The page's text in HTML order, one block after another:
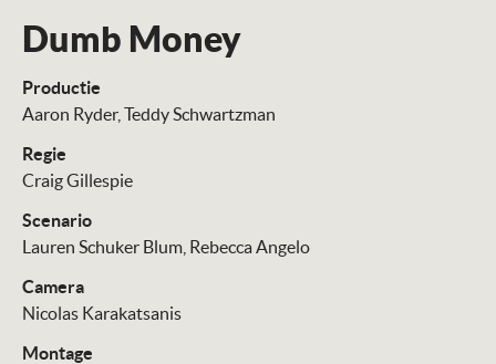
Dumb Money
Productie
Aaron Ryder Teddy Schwartzman
Regie
Craig Gillespie
Scenario
Lauren Schuker Blum Rebecca Angelo
Camera
Nicolas Karakatsanis
Montage